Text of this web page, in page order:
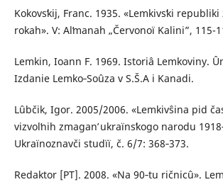
Kokovsʹkij, Franc. 1935. «Lemkіvsʹkі
rokah». V: Alʹmanah „Červonoї Kalini”, 115-
Lemkin, Ioann F. 1969. Istoriâ Lemkoviny.
Izdanie Lemko‑Soûza v S.Š.A i Kanadі.
Lûbčik, Іgor. 2005/2006. «Lemkіvŝina pіd
vizvolʹnih zmaganʹ ukraїnsʹkogo narodu
Ukraїnoznavčі studїї, č. 6/7: 368‑373.
Redaktor [PT]. 2008. «Na 90‑tu rіčnicû».